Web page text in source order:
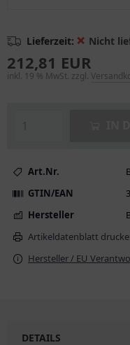
Lieferzeit: ❌ Nicht
212,81 EUR
inkl. 19 % MwSt. zzgl.
Art.Nr.
GTIN/EAN
Hersteller
Artikeldatenblatt
Hersteller / EU
DETAILS